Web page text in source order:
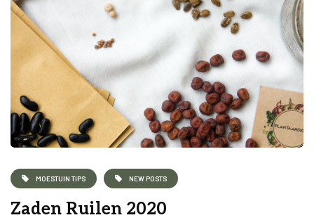
MOESTUIN TIPS NEW POSTS
Zaden Ruilen 2020